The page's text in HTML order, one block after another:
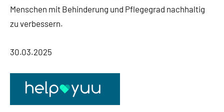
Menschen mit Behinderung und Pflegegrad nachhaltig
zu verbessern.
30.03.2025